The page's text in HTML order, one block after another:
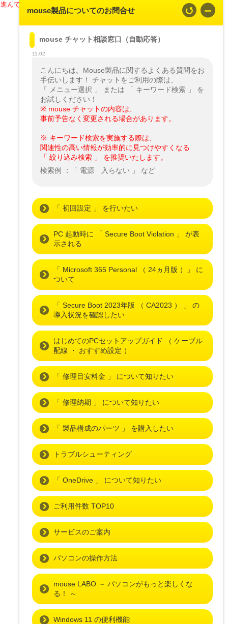
んでください。
mouse製品についてのお問合せ
mouse チャット相談窓口（自動応答）
11:02
こんにちは。Mouse製品に関するよくある質問をお
手伝いします！ チャットをご利用の際は、
「 メニュー選択 」 または 「 キーワード検索 」 を
※ mouse チャットの内容は、
事前予告なく変更される場合があります。
※ キーワード検索を実施する際は、
関連性の高い情報が効率的に見つけやすくなる
「 絞り込み検索 」 を推奨いたします。
検索例 ：「 電源　入らない 」 など
「 初回設定 」 を行いたい
PC 起動時に 「 Secure Boot Violation 」 が表
示される
「 Microsoft 365 Personal （ 24ヵ月版 ）」 に
ついて
「 Secure Boot 2023年版 （ CA2023 ） 」 の
導入状況を確認したい
はじめてのPCセットアップガイド （ ケーブル
配線 ・ おすすめ設定 ）
「 修理目安料金 」 について知りたい
「 修理納期 」 について知りたい
「 製品構成のパーツ 」 を購入したい
トラブルシューティング
「 OneDrive 」 について知りたい
ご利用件数 TOP10
サービスのご案内
パソコンの操作方法
mouse LABO ～ パソコンがもっと楽しくな
る！ ～
Windows 11 の便利機能